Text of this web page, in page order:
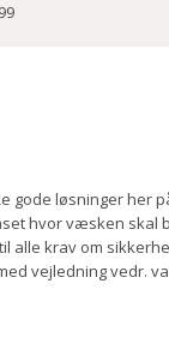
løsninger her
hvor væsken skal
krav om
vejledning vedr.